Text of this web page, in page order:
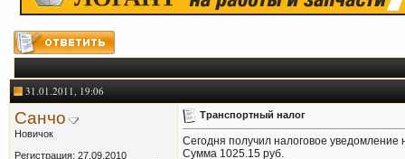
31.01.2011, 19:06
Санчо
Новичок
Регистрация: 27.09.2010
Транспортный налог
Сегодня получил налоговое уведомление
Сумма 1025.15 руб.